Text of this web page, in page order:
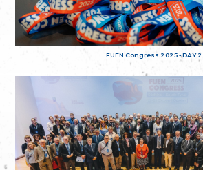
FUEN Congress 2025 - DAY 2